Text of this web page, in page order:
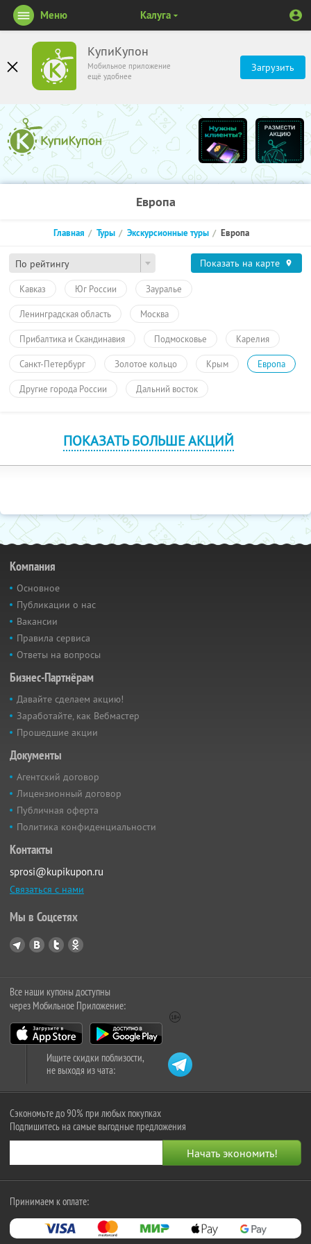
КупиКупон
Мобильное приложение
ещё удобнее
Загрузить
Меню Калуга
Европа
По рейтингу
Главная Туры Экскурсионные туры Европа
Показать на карте
Кавказ Юг России Зауралье
Ленинградская область Москва
Прибалтика и Скандинавия Подмосковье Карелия
Санкт-Петербург Золотое кольцо Крым Европа
Другие города России Дальний восток
ПОКАЗАТЬ БОЛЬШЕ АКЦИЙ
Компания
Основное
Публикации о нас
Вакансии
Правила сервиса
Ответы на вопросы
Бизнес-Партнёрам
Давайте сделаем акцию!
Заработайте, как Вебмастер
Прошедшие акции
Документы
Агентский договор
Лицензионный договор
Публичная оферта
Политика конфиденциальности
Контакты
sprosi@kupikupon.ru
Связаться с нами
Мы в Соцсетях
Все наши купоны доступны
через Мобильное Приложение:
Ищите скидки поблизости,
не выходя из чата:
Сэкономьте до 90% при любых покупках
Подпишитесь на самые выгодные предложения
Принимаем к оплате: